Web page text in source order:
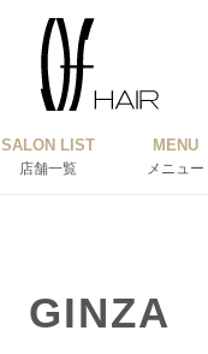
SALON LIST
店舗一覧
MENU
メニュー
GINZA